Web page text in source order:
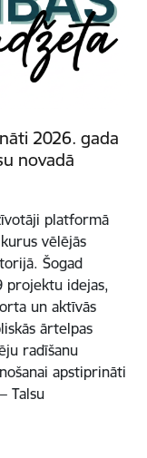
2026. gada
novadā
platformā
vēlējās
Šogad
projektu idejas,
un aktīvās
ārtelpas
radīšanu
apstiprināti
Talsu